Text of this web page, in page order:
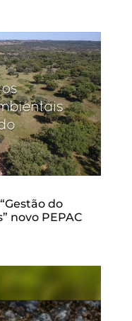
do
novo PEPAC